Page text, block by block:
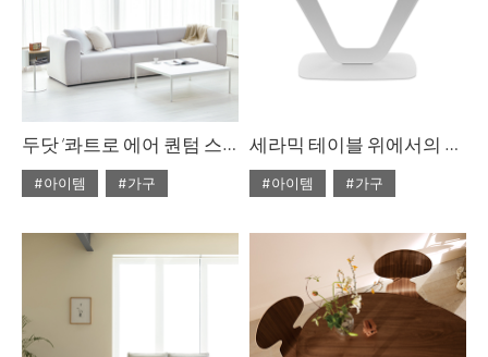
두닷 ‘콰트로 에어 퀀텀 스퀘어 페닉스 소파 테이블
#아이템
#가구
#ISSUE283
세라믹 테이블 위에서의 만찬
#아이템
#가구
#테이블